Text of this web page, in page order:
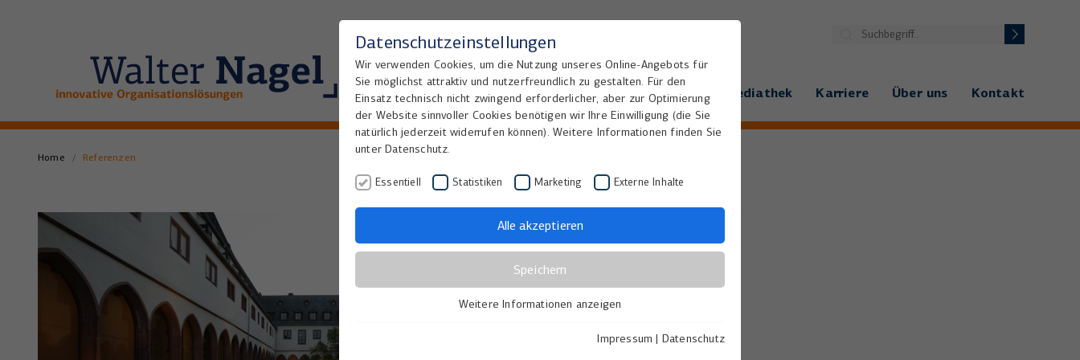
Home Lösungen Referenzen Mediathek Karriere Über uns Kontakt
Home Referenzen
Datenschutzeinstellungen
Wir verwenden Cookies, um die Nutzung unseres Online-Angebots für
Sie möglichst attraktiv und nutzerfreundlich zu gestalten. Für den
Einsatz technisch nicht zwingend erforderlicher, aber zur Optimierung
der Website sinnvoller Cookies benötigen wir Ihre Einwilligung (die Sie
natürlich jederzeit widerrufen können). Weitere Informationen finden Sie
unter Datenschutz.
Essentiell Statistiken Marketing Externe Inhalte
Alle akzeptieren
Speichern
Essentielle Cookies werden für grundlegende Funktionen der
Weitere Informationen anzeigen
Impressum | Datenschutz